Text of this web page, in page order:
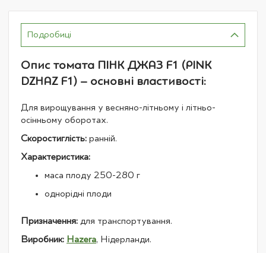
Подробиці
Опис томата ПІНК ДЖАЗ F1 (PINK
DZHAZ F1) – основні властивості:
Для вирощування у весняно-літньому і літньо-
осінньому оборотах.
Скоростиглість: ранній.
Характеристика:
маса плоду 250-280 г
однорідні плоди
Призначення: для транспортування.
Виробник: Hazera, Нідерланди.